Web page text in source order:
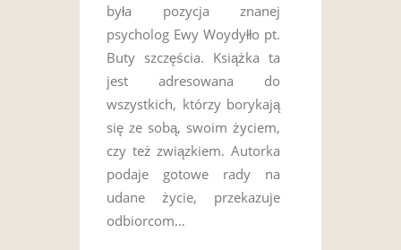
była pozycja znanej
psycholog Ewy Woydyłło pt.
Buty szczęścia. Książka ta
jest adresowana do
wszystkich, którzy borykają
się ze sobą, swoim życiem,
czy też związkiem. Autorka
podaje gotowe rady na
udane życie, przekazuje
odbiorcom…